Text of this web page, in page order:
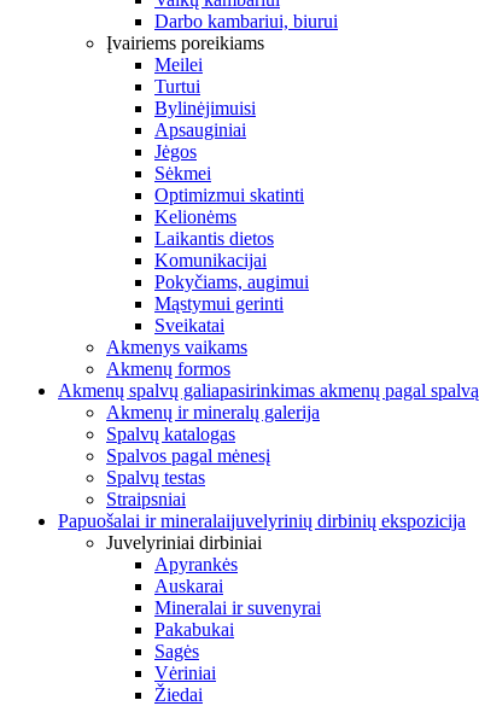
Darbo kambariui, biurui
Įvairiems poreikiams
Meilei
Turtui
Bylinėjimuisi
Apsauginiai
Jėgos
Sėkmei
Optimizmui skatinti
Kelionėms
Laikantis dietos
Komunikacijai
Pokyčiams, augimui
Mąstymui gerinti
Sveikatai
Akmenys vaikams
Akmenų formos
Akmenų spalvų galiapasirinkimas akmenų pagal spalvą
Akmenų ir mineralų galerija
Spalvų katalogas
Spalvos pagal mėnesį
Spalvų testas
Straipsniai
Papuošalai ir mineralaijuvelyrinių dirbinių ekspozicija
Juvelyriniai dirbiniai
Apyrankės
Auskarai
Mineralai ir suvenyrai
Pakabukai
Sagės
Vėriniai
Žiedai